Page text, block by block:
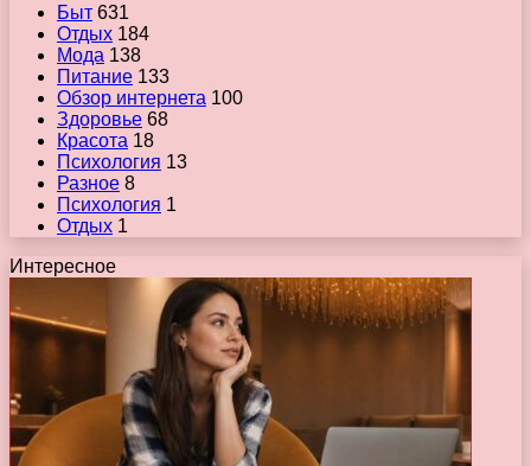
Быт 631
Отдых 184
Мода 138
Питание 133
Обзор интернета 100
Здоровье 68
Красота 18
Психология 13
Разное 8
Психология 1
Отдых 1
Интересное